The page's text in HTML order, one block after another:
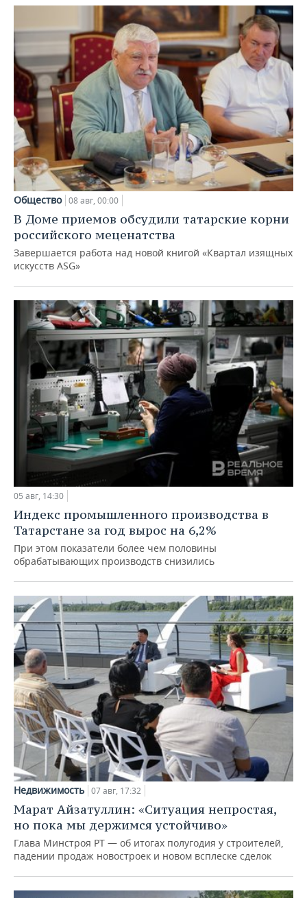
Общество 08 авг, 00:00
В Доме приемов обсудили татарские корни
российского меценатства
Завершается работа над новой книгой «Квартал изящных
искусств ASG»
05 авг, 14:30
Индекс промышленного производства в
Татарстане за год вырос на 6,2%
При этом показатели более чем половины
обрабатывающих производств снизились
Недвижимость 07 авг, 17:32
Марат Айзатуллин: «Ситуация непростая,
но пока мы держимся устойчиво»
Глава Минстроя РТ — об итогах полугодия у строителей,
падении продаж новостроек и новом всплеске сделок